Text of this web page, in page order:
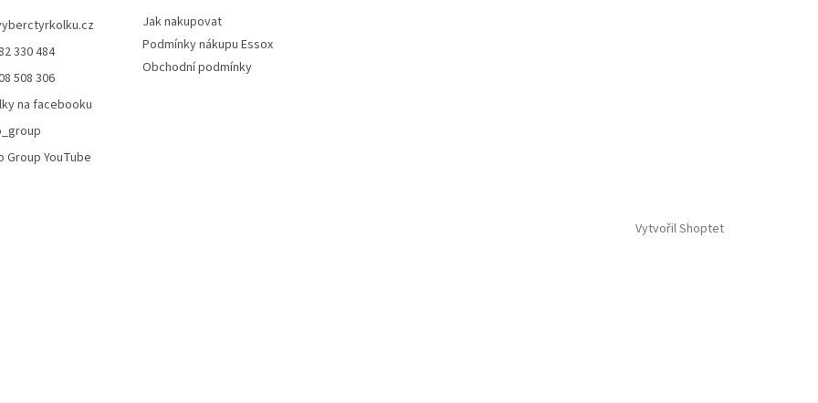
330 484
508 306
na facebooku
Group YouTube
Jak nakupovat
Podmínky nákupu Essox
Obchodní podmínky
Vytvořil Shoptet